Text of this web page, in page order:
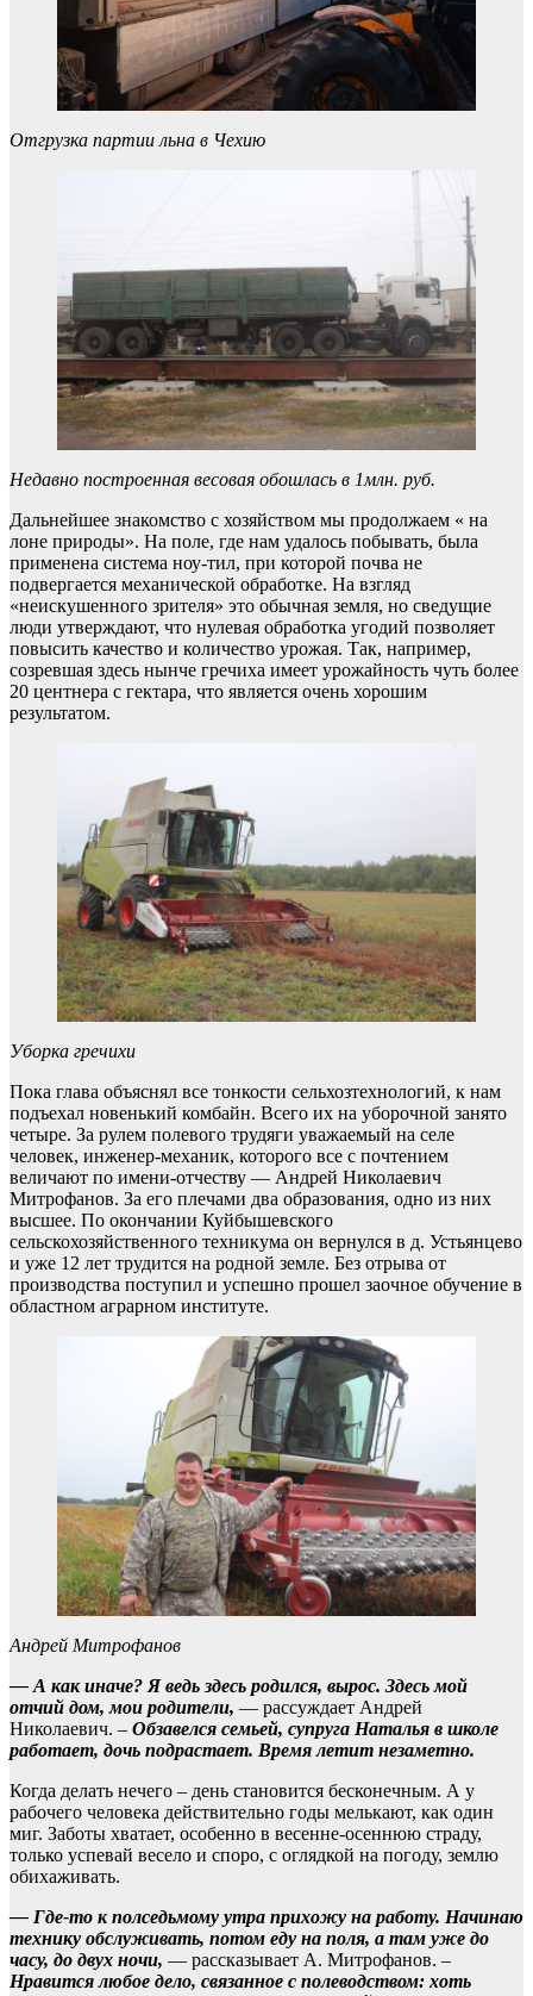
Отгрузка партии льна в Чехию
Недавно построенная весовая обошлась в 1млн. руб.
Дальнейшее знакомство с хозяйством мы продолжаем « на
лоне природы». На поле, где нам удалось побывать, была
применена система ноу-тил, при которой почва не
подвергается механической обработке. На взгляд
«неискушенного зрителя» это обычная земля, но сведущие
люди утверждают, что нулевая обработка угодий позволяет
повысить качество и количество урожая. Так, например,
созревшая здесь нынче гречиха имеет урожайность чуть более
20 центнера с гектара, что является очень хорошим
результатом.
Уборка гречихи
Пока глава объяснял все тонкости сельхозтехнологий, к нам
подъехал новенький комбайн. Всего их на уборочной занято
четыре. За рулем полевого трудяги уважаемый на селе
человек, инженер-механик, которого все с почтением
величают по имени-отчеству — Андрей Николаевич
Митрофанов. За его плечами два образования, одно из них
высшее. По окончании Куйбышевского
сельскохозяйственного техникума он вернулся в д. Устьянцево
и уже 12 лет трудится на родной земле. Без отрыва от
производства поступил и успешно прошел заочное обучение в
областном аграрном институте.
Андрей Митрофанов
— А как иначе? Я ведь здесь родился, вырос. Здесь мой
отчий дом, мои родители, — рассуждает Андрей
Николаевич. – Обзавелся семьей, супруга Наталья в школе
работает, дочь подрастает. Время летит незаметно.
Когда делать нечего – день становится бесконечным. А у
рабочего человека действительно годы мелькают, как один
миг. Заботы хватает, особенно в весенне-осеннюю страду,
только успевай весело и споро, с оглядкой на погоду, землю
обихаживать.
— Где-то к полседьмому утра прихожу на работу. Начинаю
технику обслуживать, потом еду на поля, а там уже до
часу, до двух ночи, — рассказывает А. Митрофанов. –
Нравится любое дело, связанное с полеводством: хоть